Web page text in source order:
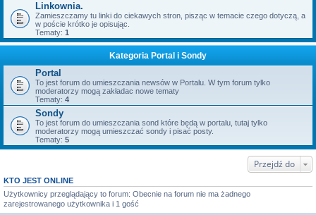
Linkownia.
Zamieszczamy tu linki do ciekawych stron, pisząc w temacie czego dotyczą, a
w poście krótko je opisując.
Tematy: 1
Kategoria Portal i Sondy
Portal
To jest forum do umieszczania newsów w Portalu. W tym forum tylko
moderatorzy mogą zakładac nowe tematy
Tematy: 4
Sondy
To jest forum do umieszczania sond które będą w portalu, tutaj tylko
moderatorzy mogą umieszczać sondy i pisać posty.
Tematy: 5
Przejdź do
KTO JEST ONLINE
Użytkownicy przeglądający to forum: Obecnie na forum nie ma żadnego
zarejestrowanego użytkownika i 1 gość